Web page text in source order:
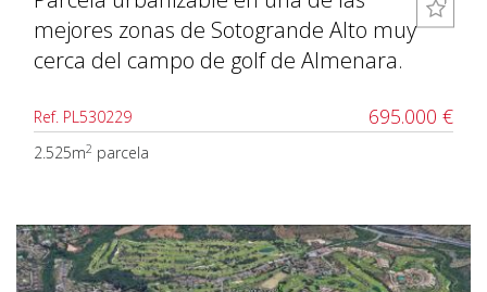
mejores zonas de Sotogrande Alto muy
cerca del campo de golf de Almenara.
Ref. PL530229 695.000 €
2.525m2 parcela